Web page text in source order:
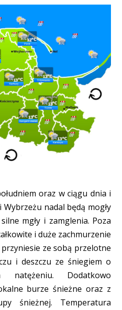
oraz w ciągu dnia i
nadal będą mogły
mgły i zamglenia. Poza
i duże zachmurzenie
ze sobą przelotne
i deszczu ze śniegiem o
Dodatkowo
burze śnieżne oraz z
śnieżnej. Temperatura